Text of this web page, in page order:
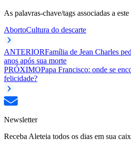
As palavras-chave/tags associadas a
AbortoCultura do descarte
ANTERIORFamília de Jean Charles
anos após sua morte
PRÓXIMOPapa Francisco: onde se
felicidade?
Newsletter
Receba Aleteia todos os dias em sua